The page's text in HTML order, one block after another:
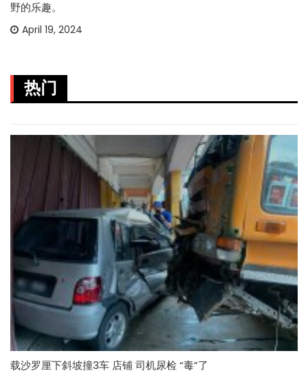
野的乐趣。
April 19, 2024
热门
载沙罗厘下斜坡撞3车 店铺 司机尿检 “毒”了